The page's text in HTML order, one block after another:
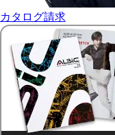
カタログ請求